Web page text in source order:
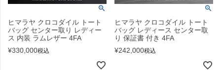
ヒマラヤ クロコダイル トート
バッグ センター取り レディー
ス 内装 ラムレザー 4FA
¥330,000税込
ヒマラヤ クロコダイル トート
バッグ レディース センター取
り 保証書 付き 4FA
¥242,000税込